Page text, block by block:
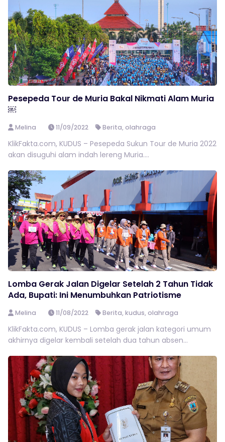
Pesepeda Tour de Muria Bakal Nikmati Alam Muria
￼
Melina 11/09/2022 Berita,olahraga
KlikFakta.com, KUDUS – Pesepeda Sukun Tour de Muria 2022
akan disuguhi alam indah lereng Muria....
Lomba Gerak Jalan Digelar Setelah 2 Tahun Tidak
Ada, Bupati: Ini Menumbuhkan Patriotisme
Melina 11/08/2022 Berita,kudus,olahraga
KlikFakta.com, KUDUS – Lomba gerak jalan kategori umum
akhirnya digelar kembali setelah dua tahun absen...